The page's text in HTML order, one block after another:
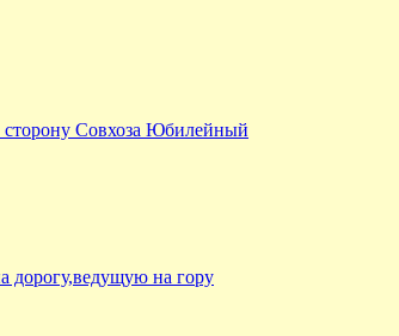
Совхоза Юбилейный
дорогу,ведущую на гору